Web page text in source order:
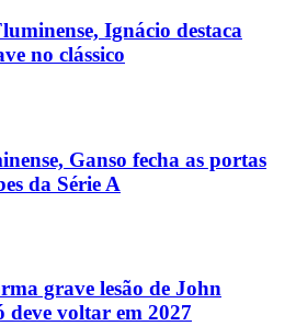
Ignácio destaca
no clássico
Ganso fecha as portas
da Série A
grave lesão de John
deve voltar em 2027